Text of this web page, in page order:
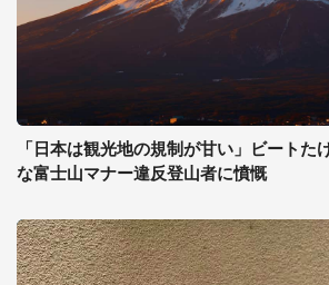
「日本は観光地の規制が甘い」ビートた
な富士山マナー違反登山者に憤慨